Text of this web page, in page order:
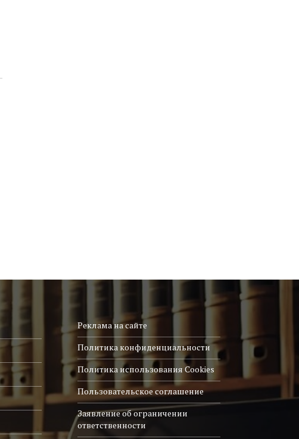
Реклама на сайте
Политика конфиденциальности
Политика использования Cookies
Пользовательское соглашение
Заявление об ограничении
ответственности